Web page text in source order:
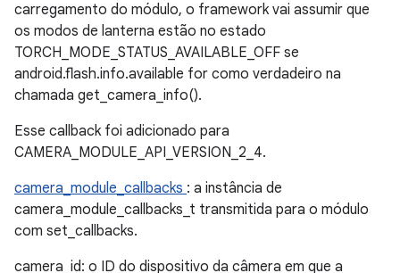
carregamento do módulo, o framework vai assumir que
os modos de lanterna estão no estado
TORCH_MODE_STATUS_AVAILABLE_OFF se
android.flash.info.available for como verdadeiro na
chamada get_camera_info().
Esse callback foi adicionado para
CAMERA_MODULE_API_VERSION_2_4.
camera_module_callbacks : a instância de
camera_module_callbacks_t transmitida para o módulo
com set_callbacks.
camera_id: o ID do dispositivo da câmera em que a